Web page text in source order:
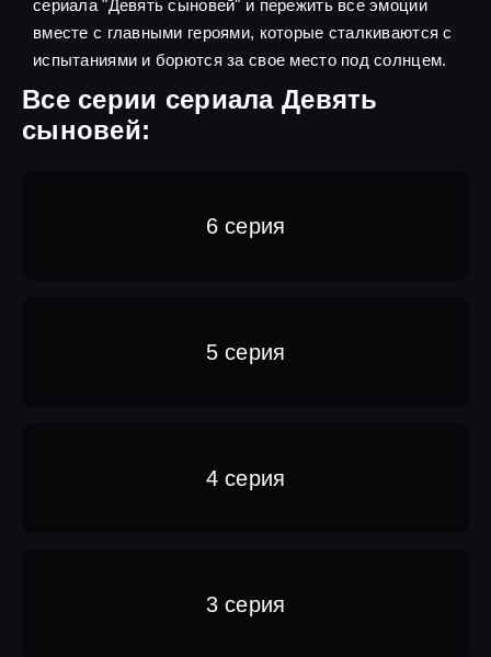
сериала "Девять сыновей" и пережить все эмоции
вместе с главными героями, которые сталкиваются с
испытаниями и борются за свое место под солнцем.
Все серии сериала Девять
сыновей:
6 серия
5 серия
4 серия
3 серия